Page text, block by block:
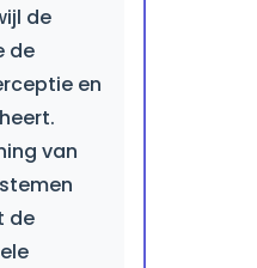
de
de
en
van
de